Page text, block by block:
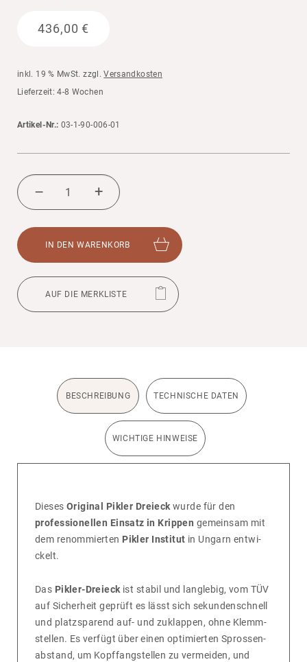
436,00€
inkl. 19 % MwSt. zzgl.Versandkosten
Liefer­zeit: 4-8 Wochen
Artikel-Nr.: 03-1-90-006-01
PIKLER
DREIECK
GROSS, K
LAPPBAR M
– +
IN DEN WAREN­KORB
AUF DIE MERK­LISTE
BESCHREIBUNG TECHNISCHE DATEN
WICHTIGE HINWEISE
Dieses Original Pikler Dreieckwurde für den
professionellen Einsatz in Krippen gemeinsam mit
dem renom­mierten Pikler Institut in Ungarn entwi­
ckelt.
Das Pikler-Dreieckist stabil und lang­lebig, vom TÜV
auf Sicher­heit geprüft es lässt sich sekun­den­schnell
und platz­spa­rend auf- und zuklappen, ohne Klemm­
stellen. Es verfügt über einen opti­mierten Spros­sen­
ab­stand, um Kopf­fang­stellen zu vermeiden, und